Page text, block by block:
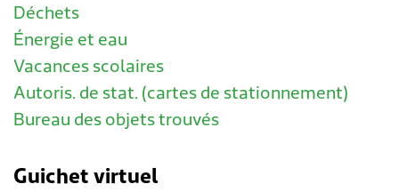
Déchets
Énergie et eau
Vacances scolaires
Autoris. de stat. (cartes de stationnement)
Bureau des objets trouvés
Guichet virtuel